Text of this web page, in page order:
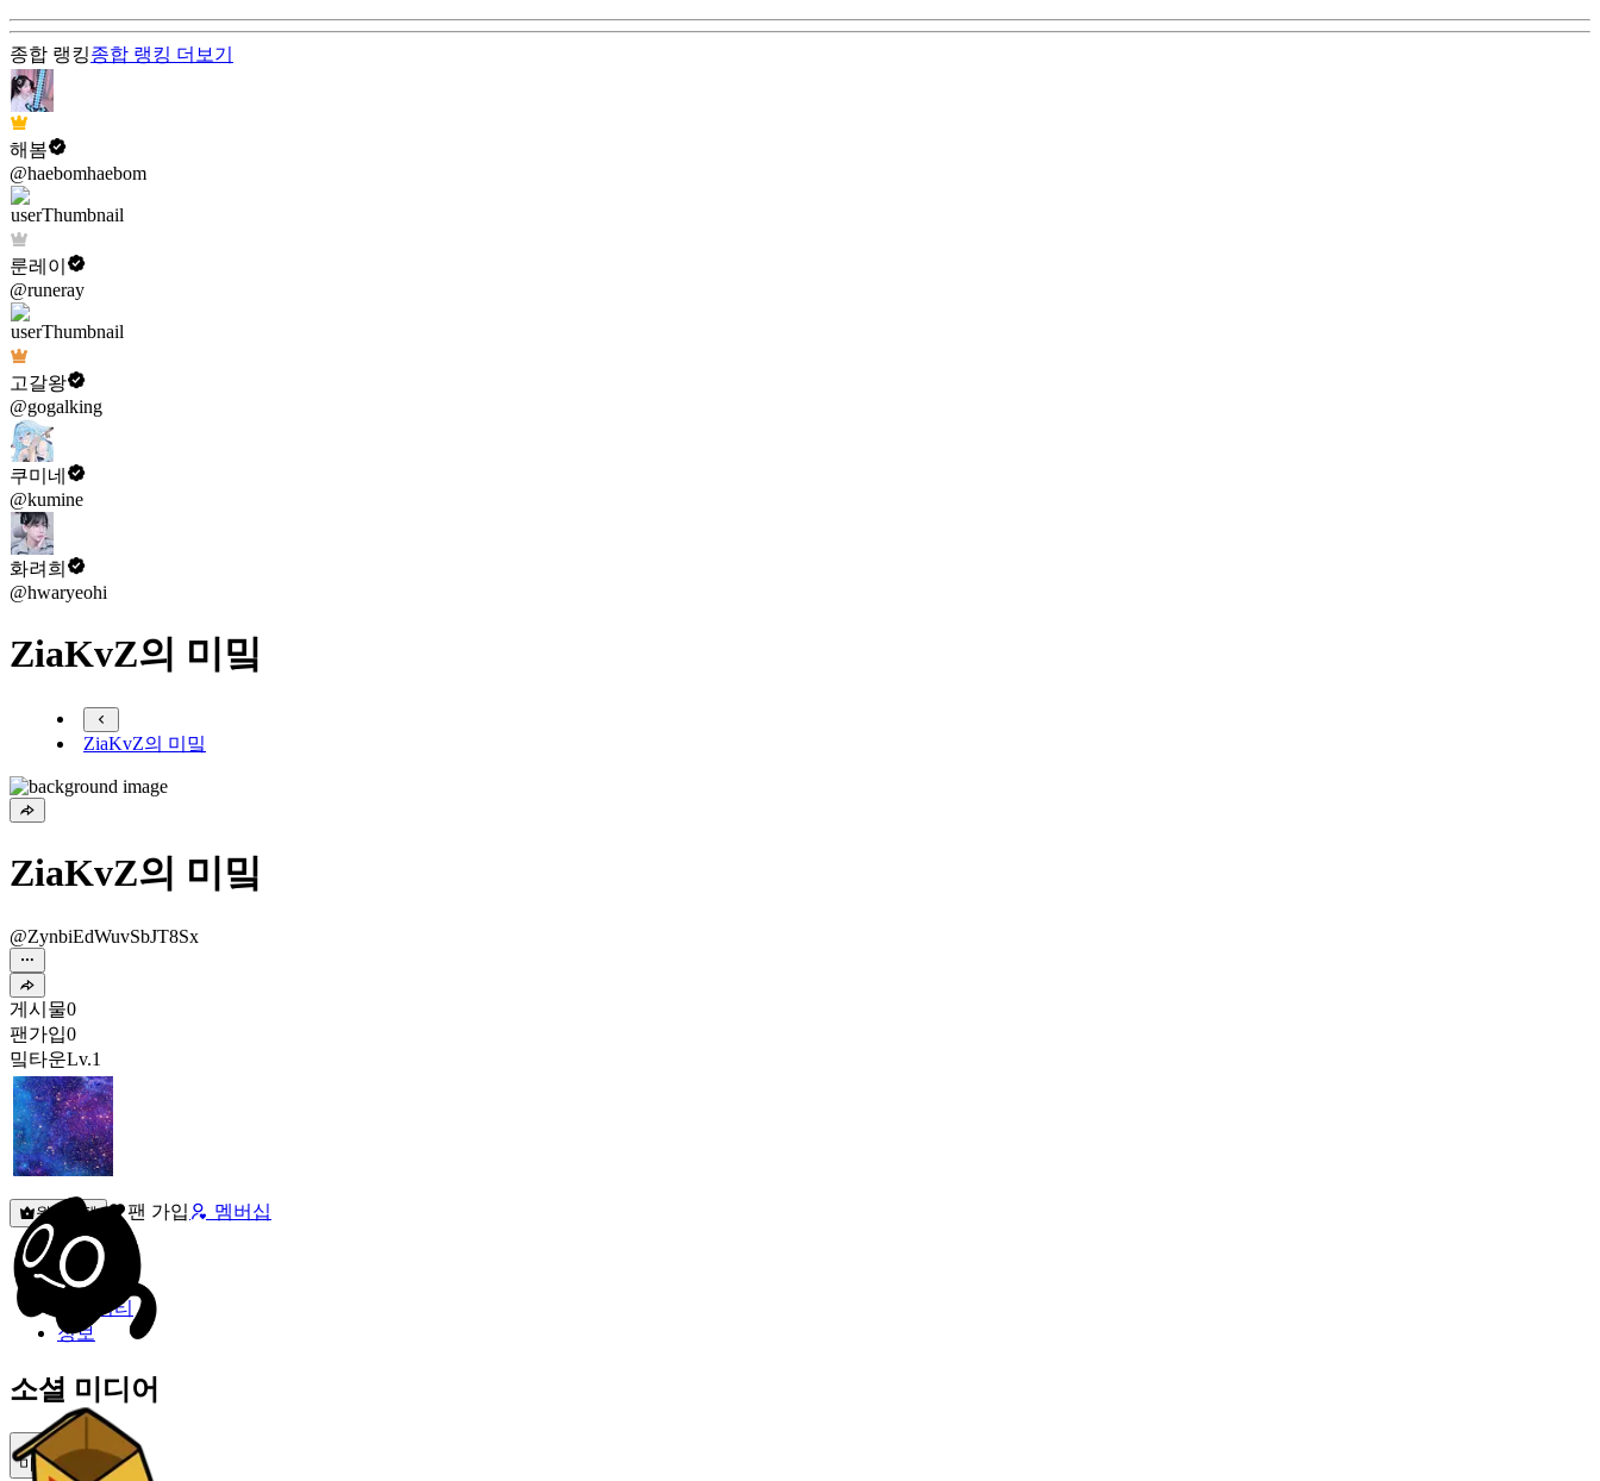
종합 랭킹종합 랭킹 더보기
해봄
@haebomhaebom
룬레이
@runeray
고갈왕
@gogalking
쿠미네
@kumine
화려희
@hwaryeohi
ZiaKvZ의 미밐
ZiaKvZ의 미밐
ZiaKvZ의 미밐
@ZynbiEdWuvSbJT8Sx
게시물0
팬가입0
밐타운Lv.1
원픽선택 팬 가입 멤버십
밐타운
피드
커뮤니티
정보
소셜 미디어
미밐 공유